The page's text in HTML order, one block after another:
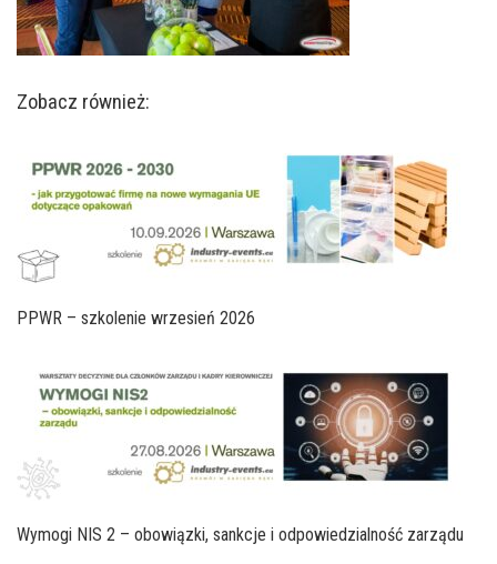
Zobacz również:
PPWR – szkolenie wrzesień 2026
Wymogi NIS 2 – obowiązki, sankcje i odpowiedzialność zarządu